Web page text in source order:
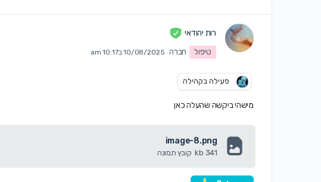
רות יהודאי
טיפול
חברה 10/08/2025 ב10:17 am
פעילה בקהילה
מישהי ביקשה שהעלה כאן
image-8.png
341 kb קובץ תמונה